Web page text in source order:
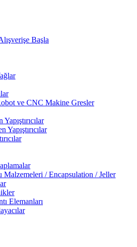
Başla
ve CNC Makine Gresler
Yapıştırıcılar
Malzemeleri / Encapsulation / Jeller
Elemanları